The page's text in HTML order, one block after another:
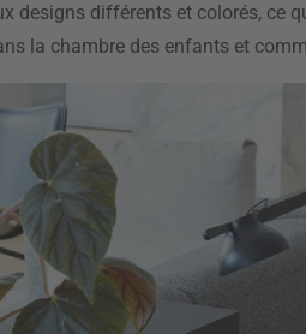
différents et colorés, ce
la chambre des enfants et